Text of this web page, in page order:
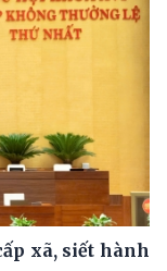
xã, siết hành